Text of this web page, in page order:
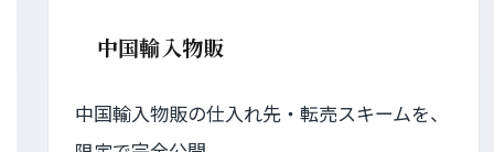
中国輸入物販
中国輸入物販の仕入れ先・転売スキームを、